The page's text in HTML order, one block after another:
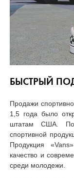
БЫСТРЫЙ
Продажи
1,5 года было
штатам США.
спортивной
Продукция
качество и
среди молодежи.